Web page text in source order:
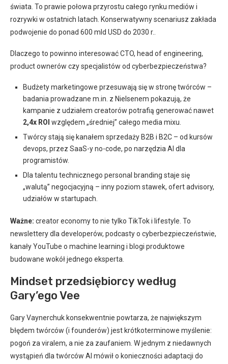
świata. To prawie połowa przyrostu całego rynku mediów i
rozrywki w ostatnich latach. Konserwatywny scenariusz zakłada
podwojenie do ponad 600 mld USD do 2030 r..
Dlaczego to powinno interesować CTO, head of engineering,
product ownerów czy specjalistów od cyberbezpieczeństwa?
Budżety marketingowe przesuwają się w stronę twórców –
badania prowadzane m.in. z Nielsenem pokazują, że
kampanie z udziałem creatorów potrafią generować nawet
2,4x ROI względem „średniej” całego media mixu.
Twórcy stają się kanałem sprzedaży B2B i B2C – od kursów
devops, przez SaaS-y no-code, po narzędzia AI dla
programistów.
Dla talentu technicznego personal branding staje się
„walutą” negocjacyjną – inny poziom stawek, ofert advisory,
udziałów w startupach.
Ważne: creator economy to nie tylko TikTok i lifestyle. To
newslettery dla developerów, podcasty o cyberbezpieczeństwie,
kanały YouTube o machine learning i blogi produktowe
budowane wokół jednego eksperta.
Mindset przedsiębiorcy według
Gary’ego Vee
Gary Vaynerchuk konsekwentnie powtarza, że największym
błędem twórców (i founderów) jest krótkoterminowe myślenie:
pogoń za viralem, a nie za zaufaniem. W jednym z niedawnych
wystąpień dla twórców AI mówił o konieczności adaptacji do